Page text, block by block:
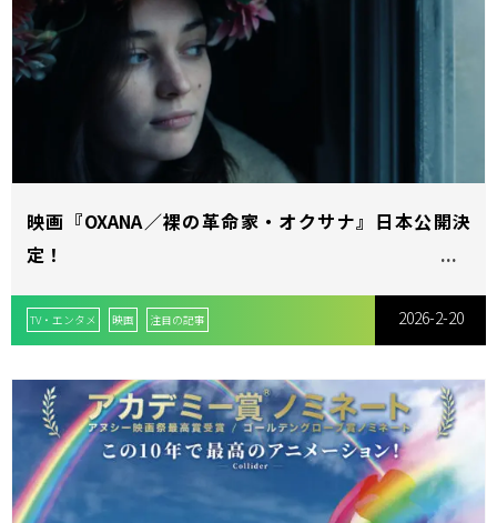
映画『OXANA／裸の革命家・オクサナ』日本公開決
定！
TV・エンタメ 映画 注目の記事 2026-2-20